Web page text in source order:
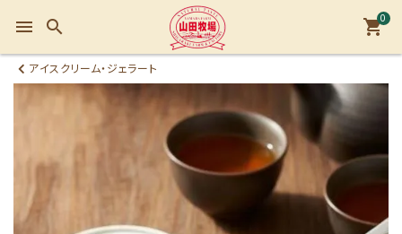
menu search 0
shopping_cart
アイスクリーム・ジェラート